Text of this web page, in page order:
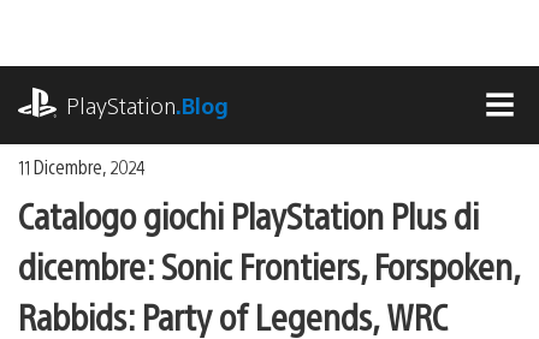
contenuto
PlayStation.Blog
11 Dicembre, 2024
Catalogo giochi PlayStation Plus di
dicembre: Sonic Frontiers, Forspoken,
Rabbids: Party of Legends, WRC